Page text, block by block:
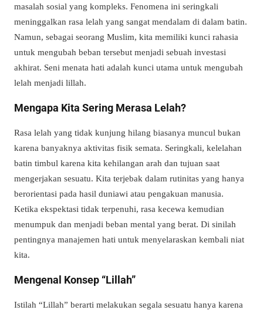
masalah sosial yang kompleks. Fenomena ini seringkali
meninggalkan rasa lelah yang sangat mendalam di dalam batin.
Namun, sebagai seorang Muslim, kita memiliki kunci rahasia
untuk mengubah beban tersebut menjadi sebuah investasi
akhirat. Seni menata hati adalah kunci utama untuk mengubah
lelah menjadi lillah.
Mengapa Kita Sering Merasa Lelah?
Rasa lelah yang tidak kunjung hilang biasanya muncul bukan
karena banyaknya aktivitas fisik semata. Seringkali, kelelahan
batin timbul karena kita kehilangan arah dan tujuan saat
mengerjakan sesuatu. Kita terjebak dalam rutinitas yang hanya
berorientasi pada hasil duniawi atau pengakuan manusia.
Ketika ekspektasi tidak terpenuhi, rasa kecewa kemudian
menumpuk dan menjadi beban mental yang berat. Di sinilah
pentingnya manajemen hati untuk menyelaraskan kembali niat
kita.
Mengenal Konsep “Lillah”
Istilah “Lillah” berarti melakukan segala sesuatu hanya karena